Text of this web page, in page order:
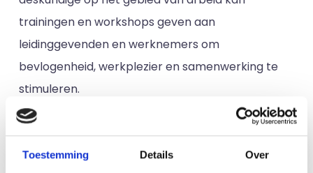
Toestemming Details Over
trainingen en workshops geven aan
leidinggevenden en werknemers om
bevlogenheid, werkplezier en samenwerking te
stimuleren.
3. Bedrijfsarts
en belangrijke arbodeskundige is de bedrijfsarts,